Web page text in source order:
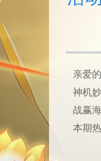
亲爱
神机
战赢
本期